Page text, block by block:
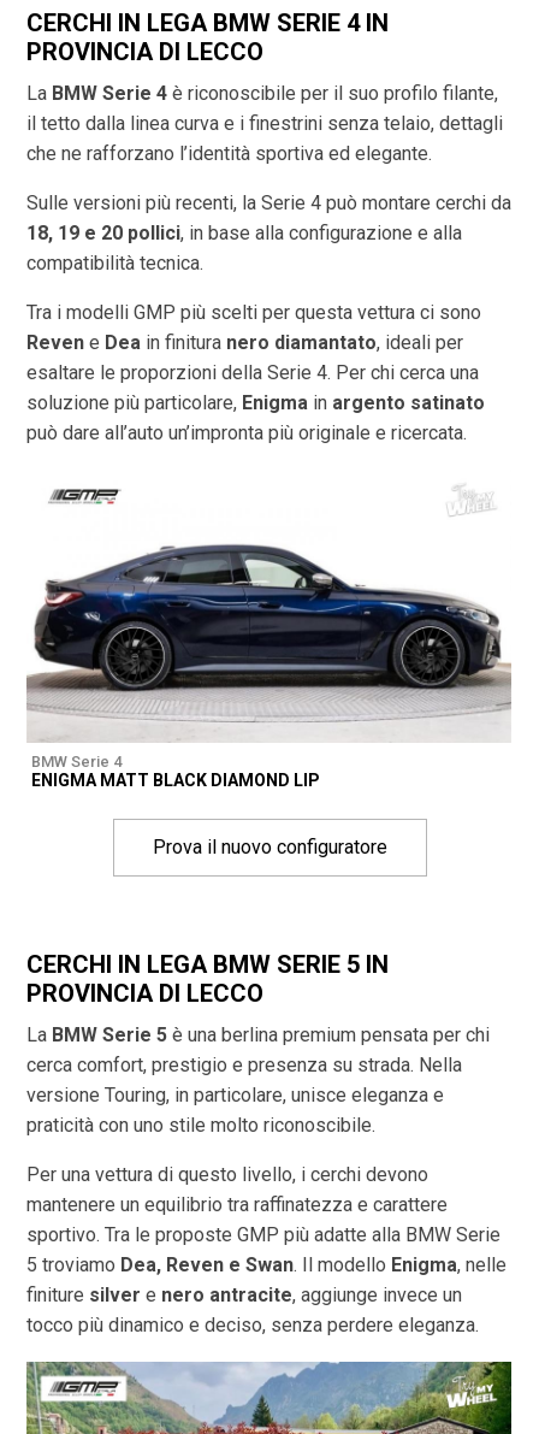
CERCHI IN LEGA BMW SERIE 4 IN
PROVINCIA DI LECCO
La BMW Serie 4 è riconoscibile per il suo profilo filante,
il tetto dalla linea curva e i finestrini senza telaio, dettagli
che ne rafforzano l’identità sportiva ed elegante.
Sulle versioni più recenti, la Serie 4 può montare cerchi da
18, 19 e 20 pollici, in base alla configurazione e alla
compatibilità tecnica.
Tra i modelli GMP più scelti per questa vettura ci sono
Reven e Dea in finitura nero diamantato, ideali per
esaltare le proporzioni della Serie 4. Per chi cerca una
soluzione più particolare, Enigma in argento satinato
può dare all’auto un’impronta più originale e ricercata.
BMW Serie 4
ENIGMA MATT BLACK DIAMOND LIP
Prova il nuovo configuratore
CERCHI IN LEGA BMW SERIE 5 IN
PROVINCIA DI LECCO
La BMW Serie 5 è una berlina premium pensata per chi
cerca comfort, prestigio e presenza su strada. Nella
versione Touring, in particolare, unisce eleganza e
praticità con uno stile molto riconoscibile.
Per una vettura di questo livello, i cerchi devono
mantenere un equilibrio tra raffinatezza e carattere
sportivo. Tra le proposte GMP più adatte alla BMW Serie
5 troviamo Dea, Reven e Swan. Il modello Enigma, nelle
finiture silver e nero antracite, aggiunge invece un
tocco più dinamico e deciso, senza perdere eleganza.